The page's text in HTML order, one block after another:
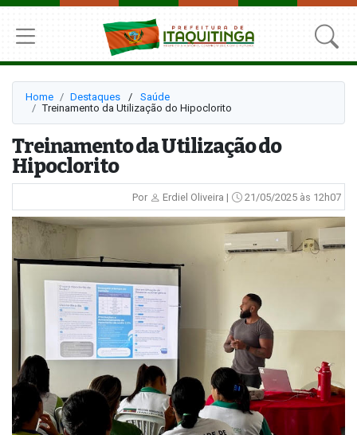
Home Destaques ⠀/⠀ Saúde
Treinamento da Utilização do Hipoclorito
Treinamento da Utilização do
Hipoclorito
Por Erdiel Oliveira | 21/05/2025 às 12h07